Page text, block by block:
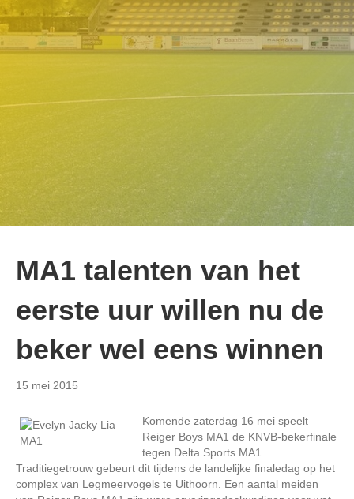
MA1 talenten van het
eerste uur willen nu de
beker wel eens winnen
15 mei 2015
Komende zaterdag 16 mei speelt
Reiger Boys MA1 de KNVB-bekerfinale
tegen Delta Sports MA1.
Traditiegetrouw gebeurt dit tijdens de landelijke finaledag op het
complex van Legmeervogels te Uithoorn. Een aantal meiden